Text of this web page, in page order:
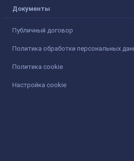
Документы
Публичный договор
Политика обработки персональных
Политика cookie
Настройка cookie